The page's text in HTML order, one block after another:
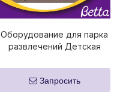
Оборудование для парка
развлечений Детская
Запросить